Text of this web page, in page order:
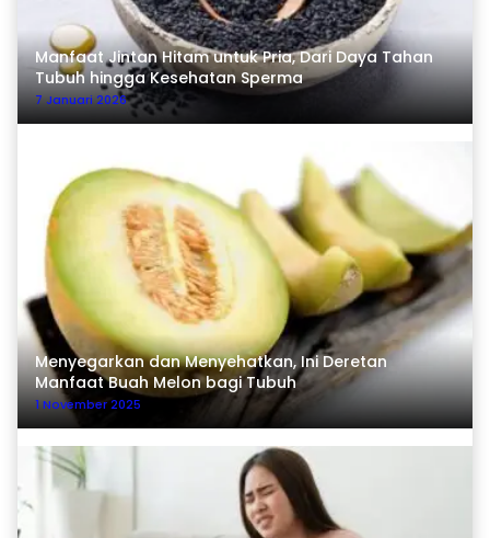
Manfaat Jintan Hitam untuk Pria, Dari Daya Tahan
Tubuh hingga Kesehatan Sperma
7 Januari 2026
Menyegarkan dan Menyehatkan, Ini Deretan
Manfaat Buah Melon bagi Tubuh
1 November 2025